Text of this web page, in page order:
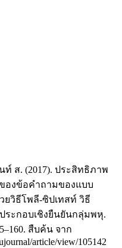
ส. (2017). ประสิทธิภาพ
องข้อคำถามของแบบ
วิธีโพลี-ซิปเทสท์ วิธี
ระกอบเชิงยืนยันกลุ่มพหุ.
สืบค้น จาก
article/view/105142